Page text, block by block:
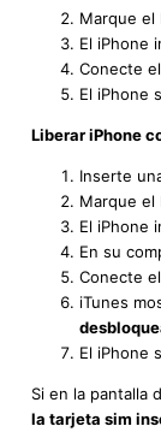
Marque el
El iPhone
Conecte
El iPhone
Liberar iPhone
Inserte
Marque el
El iPhone
En su
Conecte
iTunes
El iPhone
Si en la pantalla
la tarjeta sim